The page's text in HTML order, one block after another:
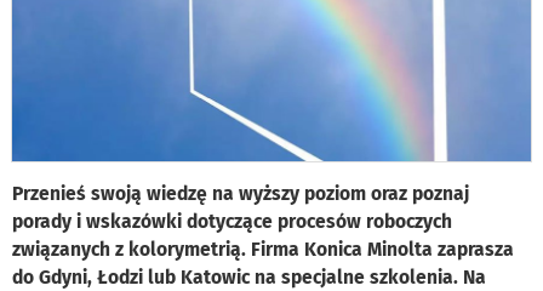
Przenieś swoją wiedzę na wyższy poziom oraz poznaj
porady i wskazówki dotyczące procesów roboczych
związanych z kolorymetrią. Firma Konica Minolta zaprasza
do Gdyni, Łodzi lub Katowic na specjalne szkolenia. Na